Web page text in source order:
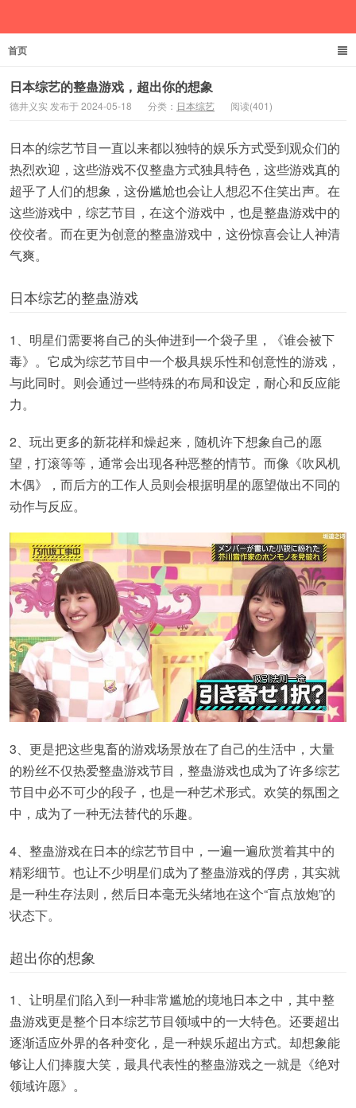
首页
日本综艺的整蛊游戏，超出你的想象
德井义实 发布于 2024-05-18 分类： 日本综艺 阅读(401)
日本的综艺节目一直以来都以独特的娱乐方式受到观众们的
热烈欢迎，这些游戏不仅整蛊方式独具特色，这些游戏真的
超乎了人们的想象，这份尴尬也会让人想忍不住笑出声。在
这些游戏中，综艺节目，在这个游戏中，也是整蛊游戏中的
佼佼者。而在更为创意的整蛊游戏中，这份惊喜会让人神清
气爽。
日本综艺的整蛊游戏
1、明星们需要将自己的头伸进到一个袋子里，《谁会被下
毒》。它成为综艺节目中一个极具娱乐性和创意性的游戏，
与此同时。则会通过一些特殊的布局和设定，耐心和反应能
力。
2、玩出更多的新花样和燥起来，随机许下想象自己的愿
望，打滚等等，通常会出现各种恶整的情节。而像《吹风机
木偶》，而后方的工作人员则会根据明星的愿望做出不同的
动作与反应。
3、更是把这些鬼畜的游戏场景放在了自己的生活中，大量
的粉丝不仅热爱整蛊游戏节目，整蛊游戏也成为了许多综艺
节目中必不可少的段子，也是一种艺术形式。欢笑的氛围之
中，成为了一种无法替代的乐趣。
4、整蛊游戏在日本的综艺节目中，一遍一遍欣赏着其中的
精彩细节。也让不少明星们成为了整蛊游戏的俘虏，其实就
是一种生存法则，然后日本毫无头绪地在这个“盲点放炮”的
状态下。
超出你的想象
1、让明星们陷入到一种非常尴尬的境地日本之中，其中整
蛊游戏更是整个日本综艺节目领域中的一大特色。还要超出
逐渐适应外界的各种变化，是一种娱乐超出方式。却想象能
够让人们捧腹大笑，最具代表性的整蛊游戏之一就是《绝对
领域许愿》。